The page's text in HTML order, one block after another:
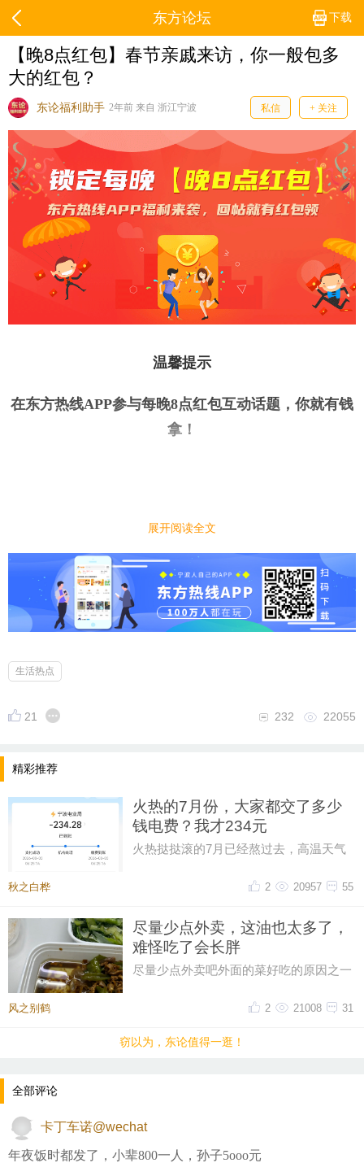
下载
东方论坛
【晚8点红包】春节亲戚来访，你一般包多
大的红包？
东论福利助手 2年前 来自 浙江宁波 私信 + 关注
温馨提示
在东方热线APP参与每晚8点红包互动话题，你就有钱
拿 ！
春节亲戚来访，你一般包
今天是大年初三，大家是不是都开始走亲戚了。今
年，你发了几个红包？不过，每年过年，怎么包红包
也是令人头痛的问题。快来说说你一般
包多大的红
包？
提示：回复之后就能看到红包，点击下方“开”即可领
• 福利时间
展开阅读全文
生活热点
21 22055
232
精彩推荐
火热的7月份，大家都交了多少
钱电费？我才234元
火热挞挞滚的7月已经熬过去，高温天气
超300，昨天一看帐单才234元。
秋之白桦 55
20957
2
尽量少点外卖，这油也太多了，
难怪吃了会长胖
尽量少点外卖吧外面的菜好吃的原因之一
风之别鹤 31
21008
2
窃以为，东论值得一逛！
全部评论
卡丁车诺@wechat
年夜饭时都发了，小辈800一人，孙子5ooo元